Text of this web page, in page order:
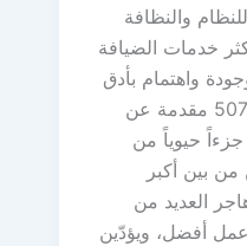
والنظافة
خدمات الضيافة
واهتمام بأدق
احتياجات العملاء. تواصل معنا 50751003 مقدمة عن
جزءاً حيوياً من
بين أكبر
العديد من
أفضل، ويؤدّين